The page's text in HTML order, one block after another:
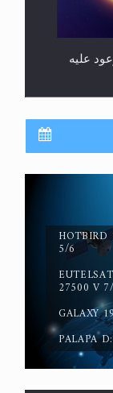
عليه
HOTBIRD
5/6
27500 V
GALAXY
PALAPA